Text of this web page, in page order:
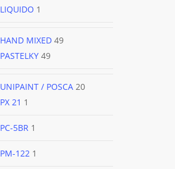
LIQUIDO 1
HAND MIXED 49
PASTELKY 49
UNIPAINT / POSCA 20
PX 21 1
PC-5BR 1
PM-122 1